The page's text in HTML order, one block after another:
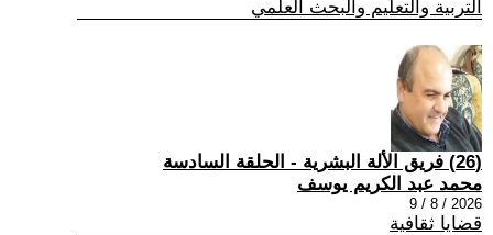
التربية والتعليم والبحث العلمي
(26) فريق الألة البشرية - الحلقة السادسة
محمد عبد الكريم يوسف
2026 / 8 / 9
قضايا ثقافية